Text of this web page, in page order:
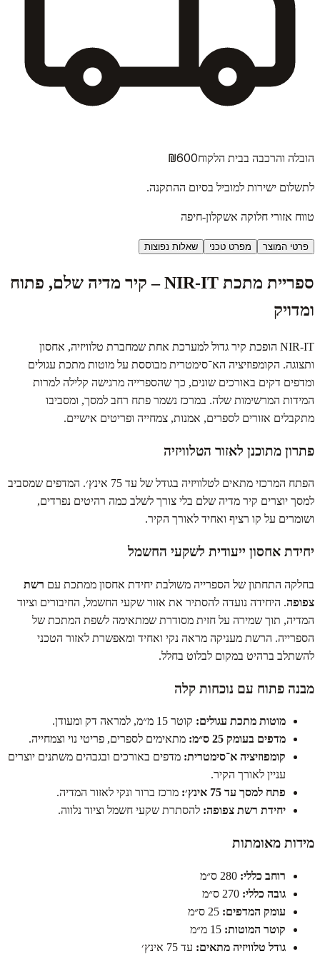
הובלה והרכבה בבית הלקוח₪600
לתשלום ישירות למוביל בסיום ההתקנה.
טווח אזורי חלוקה אשקלון-חיפה
פרטי המוצר מפרט טכני שאלות נפוצות
ספריית מתכת NIR‑IT – קיר מדיה שלם, פתוח
ומדויק
NIR‑IT הופכת קיר גדול למערכת אחת שמחברת טלוויזיה, אחסון
ותצוגה. הקומפוזיציה הא־סימטרית מבוססת על מוטות מתכת עגולים
ומדפים דקים באורכים שונים, כך שהספרייה מרגישה קלילה למרות
המידות המרשימות שלה. במרכז נשמר פתח רחב למסך, ומסביבו
מתקבלים אזורים לספרים, אמנות, צמחייה ופריטים אישיים.
פתרון מתוכנן לאזור הטלוויזיה
הפתח המרכזי מתאים לטלוויזיה בגודל של עד 75 אינץ׳. המדפים שמסביב
למסך יוצרים קיר מדיה שלם בלי צורך לשלב כמה רהיטים נפרדים,
ושומרים על קו רציף ואחיד לאורך הקיר.
יחידת אחסון ייעודית לשקעי החשמל
בחלקה התחתון של הספרייה משולבת יחידת אחסון ממתכת עם רשת
צפופה. היחידה נועדה להסתיר את אזור שקעי החשמל, החיבורים וציוד
המדיה, תוך שמירה על חזית מסודרת שמתאימה לשפת המתכת של
הספרייה. הרשת מעניקה מראה נקי ואחיד ומאפשרת לאזור הטכני
להשתלב ברהיט במקום לבלוט בחלל.
מבנה פתוח עם נוכחות קלה
מוטות מתכת עגולים: קוטר 15 מ״מ, למראה דק ומעודן.
מדפים בעומק 25 ס״מ:
מתאימים לספרים, פריטי נוי וצמחייה.
קומפוזיציה א־סימטרית: מדפים באורכים ובגבהים משתנים יוצרים
עניין לאורך הקיר.
פתח למסך עד 75 אינץ׳:
מרכז ברור ונקי לאזור המדיה.
יחידת רשת צפופה: להסתרת שקעי חשמל וציוד נלווה.
מידות מאומתות
רוחב כללי:
גובה כללי:
עומק המדפים:
קוטר המוטות:
גודל טלוויזיה מתאים: עד 75 אינץ׳